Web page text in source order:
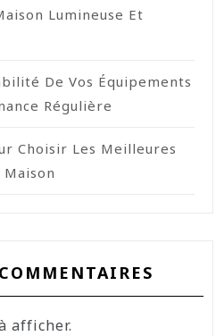
Lumineuse Et
De Vos Équipements
Régulière
Choisir Les Meilleures
afficher.